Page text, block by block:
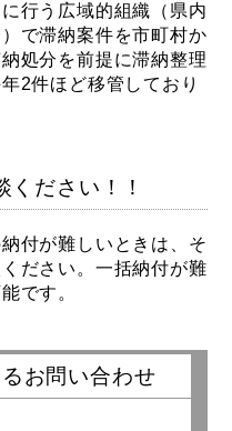
行う広域的組織（県内
で滞納案件を市町村か
処分を前提に滞納整理
2件ほど移管しており
ださい！！
付が難しいときは、そ
ださい。一括納付が難
です。
お問い合わせ